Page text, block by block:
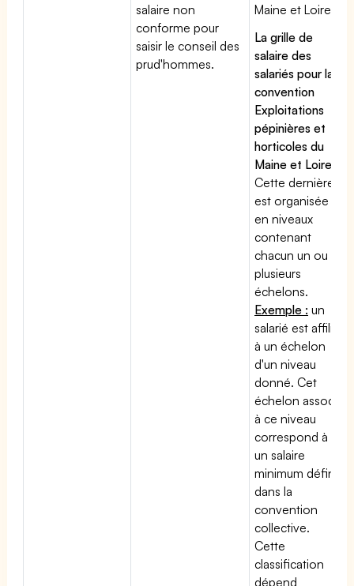
salaire non
conforme pour
saisir le conseil des
prud'hommes.
Maine et Loire
La grille de
salaire des
salariés pour la
convention
Exploitations
pépinières et
horticoles du
Maine et Loire
Cette dernière
est organisée
en niveaux
contenant
chacun un ou
plusieurs
échelons.
Exemple : un
salarié est affilié
à un échelon
d'un niveau
donné. Cet
échelon associé
à ce niveau
correspond à
un salaire
minimum défini
dans la
convention
collective.
Cette
classification
dépend